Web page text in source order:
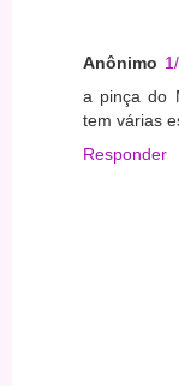
Anônimo
a pinça do
tem várias
Responder